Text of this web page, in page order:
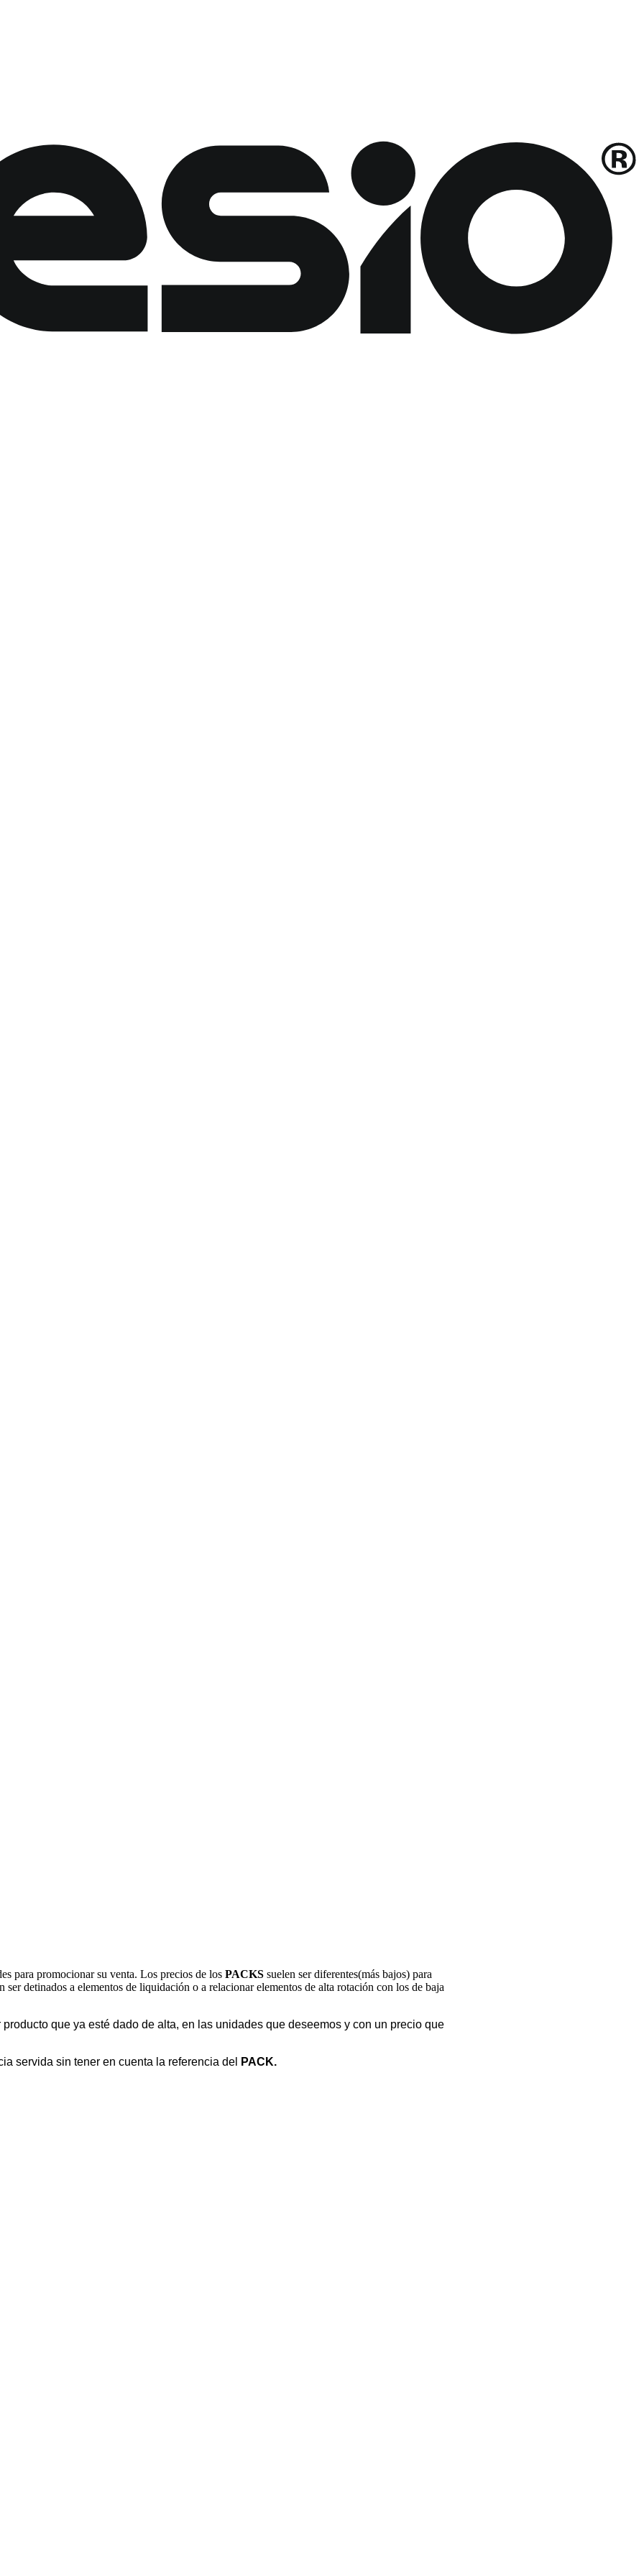
para promocionar su venta. Los precios de los PACKS suelen ser diferentes(más bajos) para
detinados a elementos de liquidación o a relacionar elementos de alta rotación con los de baja
que ya esté dado de alta, en las unidades que deseemos y con un precio que
servida sin tener en cuenta la referencia del
PACK.